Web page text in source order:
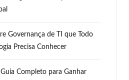
Governança de TI que Todo
Precisa Conhecer
Completo para Ganhar